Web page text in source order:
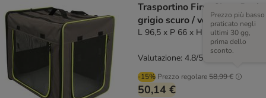
Trasportino First Class Basic
grigio scuro / verde fluo
L 96,5 x P 66 x H 73,5 cm
-15% Prezzo regolare58,99 €
Prezzo più basso
praticato negli
ultimi 30 gg,
prima dello
sconto.
50,14 €
Valutazione: 4.8/5